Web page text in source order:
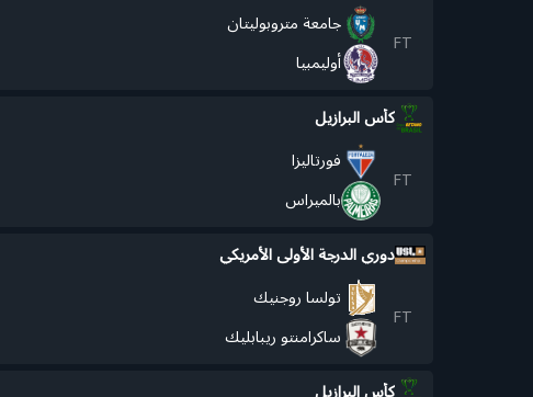
FT
جامعة متروبوليتان
أوليمبيا
كأس البرازيل
FT
فورتاليزا
بالميراس
دوري الدرجة الأولى الأمريكي
FT
تولسا روجنيك
ساكرامنتو ريبابليك